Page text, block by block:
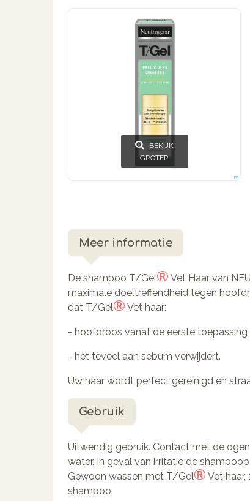
BEKIJK
GROTER
Meer informatie
De shampoo T/Gel® Vet Haar van
maximale doeltreffendheid tegen
dat T/Gel® Vet haar:
- hoofdroos vanaf de eerste toepassing
- het teveel aan sebum verwijdert.
Uw haar wordt perfect gereinigd en
Gebruik
Uitwendig gebruik. Contact met de
water. In geval van irritatie de
Gewoon wassen met T/Gel® Vet
shampoo.